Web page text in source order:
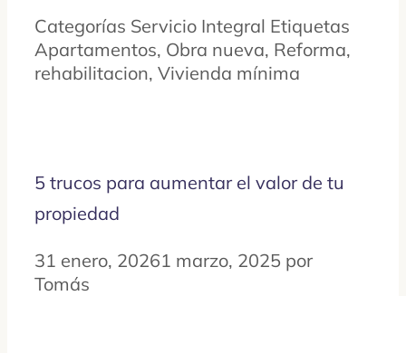
Categorías Servicio Integral Etiquetas
Apartamentos, Obra nueva, Reforma,
rehabilitacion, Vivienda mínima
5 trucos para aumentar el valor de tu
propiedad
31 enero, 20261 marzo, 2025 por
Tomás